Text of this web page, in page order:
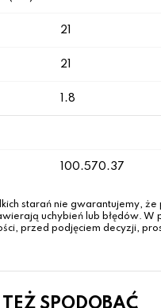
21
21
1.8
100.570.37
starań nie gwarantujemy, że
uchybień lub błędów. W
przed podjęciem decyzji,
SPODOBAĆ